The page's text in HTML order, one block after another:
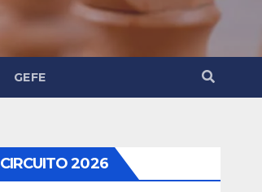
GEFE
CIRCUITO 2026